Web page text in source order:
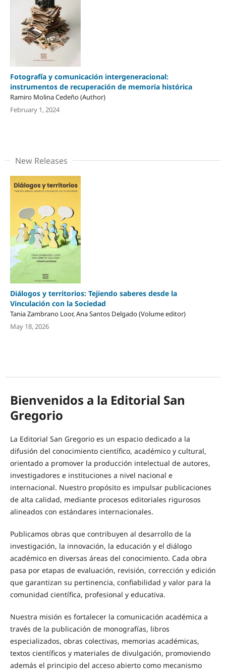
Fotografía y comunicación intergeneracional:
instrumentos de recuperación de memoria histórica
Ramiro Molina Cedeño (Author)
February 1, 2024
New Releases
Diálogos y territorios: Tejiendo saberes desde la
Vinculación con la Sociedad
Tania Zambrano Loor, Ana Santos Delgado (Volume editor)
May 18, 2026
Bienvenidos a la Editorial San
Gregorio
La Editorial San Gregorio es un espacio dedicado a la
difusión del conocimiento científico, académico y cultural,
orientado a promover la producción intelectual de autores,
investigadores e instituciones a nivel nacional e
internacional. Nuestro propósito es impulsar publicaciones
de alta calidad, mediante procesos editoriales rigurosos
alineados con estándares internacionales.
Publicamos obras que contribuyen al desarrollo de la
investigación, la innovación, la educación y el diálogo
académico en diversas áreas del conocimiento. Cada obra
pasa por etapas de evaluación, revisión, corrección y edición
que garantizan su pertinencia, confiabilidad y valor para la
comunidad científica, profesional y educativa.
Nuestra misión es fortalecer la comunicación académica a
través de la publicación de monografías, libros
especializados, obras colectivas, memorias académicas,
textos científicos y materiales de divulgación, promoviendo
además el principio del acceso abierto como mecanismo